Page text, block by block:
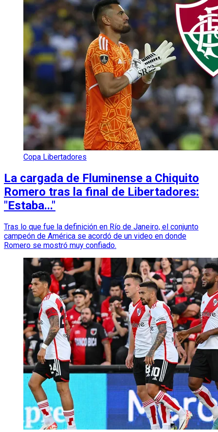
Copa Libertadores
La cargada de Fluminense a Chiquito
Romero tras la final de Libertadores:
"Estaba..."
Tras lo que fue la definición en Río de Janeiro, el conjunto
campeón de América se acordó de un video en donde
Romero se mostró muy confiado.